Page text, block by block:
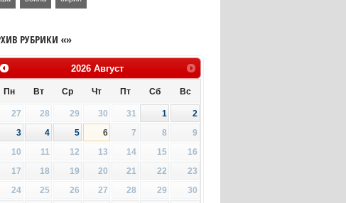
РУБРИКИ «»
2026 Август
Пн Вт Ср Чт Пт Сб Вс
27 28 29 30 31 1
2
3
4 5 6 7 8
9
10
11 12 13 14 15
16
17
18 19 20 21 22
23
24
25 26 27 28 29
30